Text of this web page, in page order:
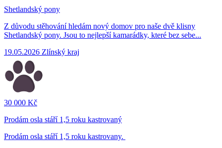
Shetlandský pony
Z důvodu stěhování hledám nový domov pro naše dvě klisny
Shetlandský pony. Jsou to nejlepší kamarádky, které bez sebe...
19.05.2026 Zlínský kraj
30 000 Kč
Prodám osla stáří 1,5 roku kastrovaný
Prodám osla stáří 1,5 roku kastrovany.